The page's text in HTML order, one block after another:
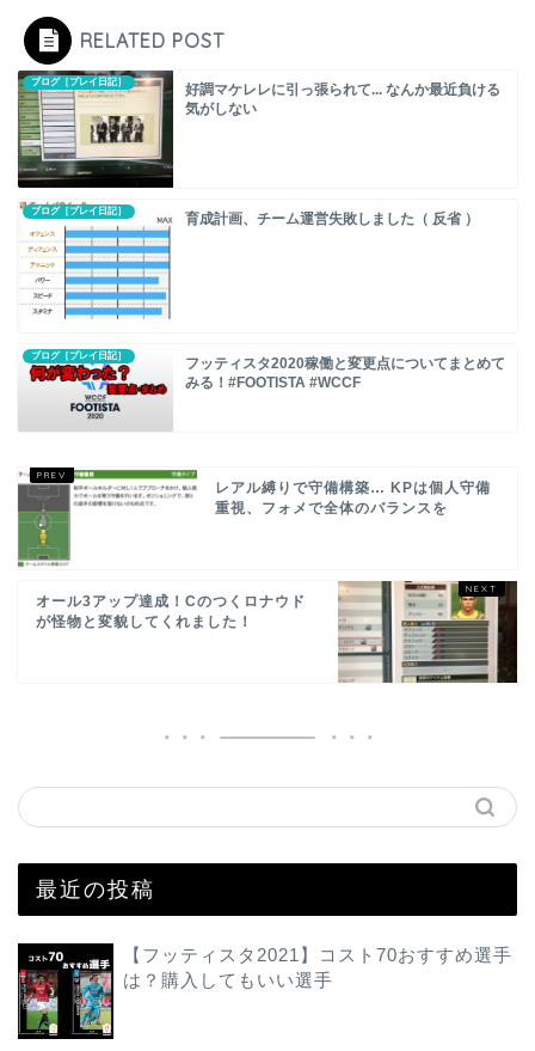
RELATED POST
ブログ［プレイ日記］
好調マケレレに引っ張られて... なんか最近負ける
気がしない
ブログ［プレイ日記］ 育成計画、チーム運営失敗しました（ 反省 ）
ブログ［プレイ日記］
フッティスタ2020稼働と変更点についてまとめて
みる！#FOOTISTA #WCCF
レアル縛りで守備構築… KPは個人守備
重視、フォメで全体のバランスを
オール3アップ達成！Cのつくロナウド
が怪物と変貌してくれました！
最近の投稿
【フッティスタ2021】コスト70おすすめ選手
は？購入してもいい選手